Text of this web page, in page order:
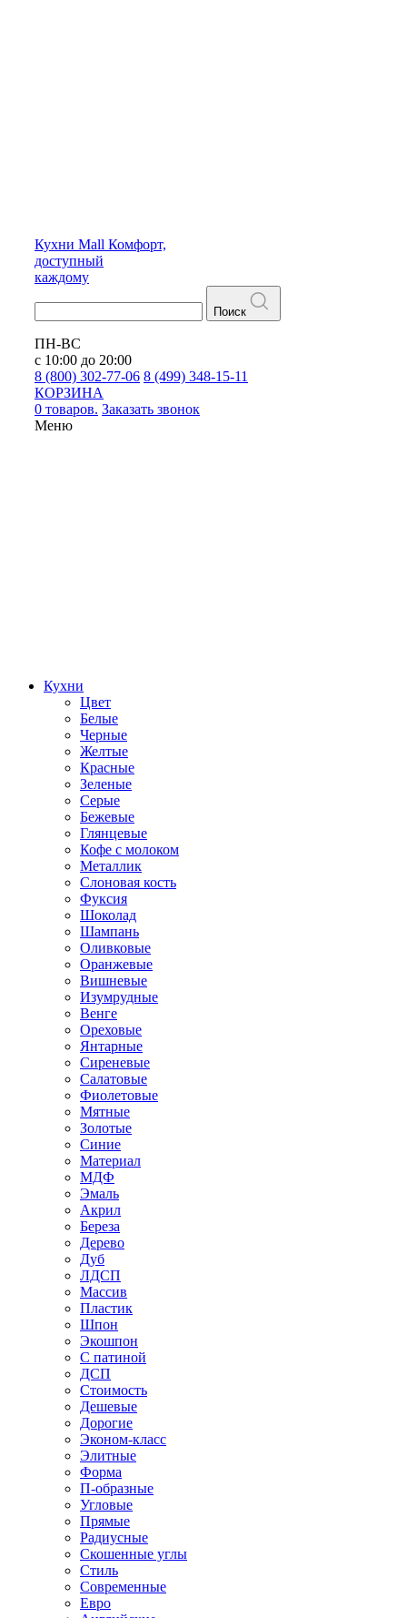
Кухни Mall Комфорт,
доступный
каждому
Поиск
ПН-ВС
с 10:00 до 20:00
8 (800) 302-77-06 8 (499) 348-15-11
КОРЗИНА
0 товаров. Заказать звонок
Меню
Кухни
Цвет
Белые
Черные
Желтые
Красные
Зеленые
Серые
Бежевые
Глянцевые
Кофе с молоком
Металлик
Слоновая кость
Фуксия
Шоколад
Шампань
Оливковые
Оранжевые
Вишневые
Изумрудные
Венге
Ореховые
Янтарные
Сиреневые
Салатовые
Фиолетовые
Мятные
Золотые
Синие
Материал
МДФ
Эмаль
Акрил
Береза
Дерево
Дуб
ЛДСП
Массив
Пластик
Шпон
Экошпон
С патиной
ДСП
Стоимость
Дешевые
Дорогие
Эконом-класс
Элитные
Форма
П-образные
Угловые
Прямые
Радиусные
Скошенные углы
Стиль
Современные
Евро